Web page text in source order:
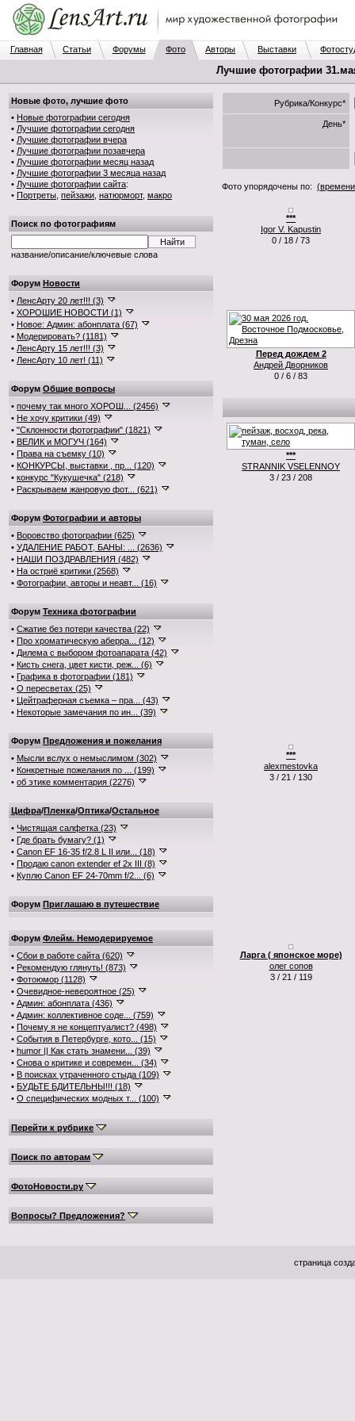
Главная Статьи Форумы Фото Авторы Выставки
Лучшие фотографии
Новые фото, лучшие фото
• Новые фотографии сегодня
• Лучшие фотографии сегодня
• Лучшие фотографии вчера
• Лучшие фотографии позавчера
• Лучшие фотографии месяц назад
• Лучшие фотографии 3 месяца назад
• Лучшие фотографии сайта:
• Портреты пейзажи натюрморт, макро
Поиск по фотографиям
название/описание/ключевые слова
Форум Новости
• ЛенсАрту 20 лет!!! (3)
• ХОРОШИЕ НОВОСТИ (1)
• Новое: Админ: абонплата (67)
• Модерировать? (1181)
• ЛенсАрту 15 лет!!! (3)
• ЛенсАрту 10 лет! (11)
Форум Общие вопросы
• почему так много ХОРОШ... (2456)
• Не хочу критики (49)
• "Склонности фотографии" (1821)
• ВЕЛИК и МОГУЧ (164)
• Права на съемку (10)
• КОНКУРСЫ, выставки , пр... (120)
• конкурс "Кукушечка" (218)
• Раскрываем жанровую фот... (621)
Форум Фотографии и авторы
• Воровство фотографии (625)
• УДАЛЕНИЕ РАБОТ, БАНЫ: ... (2636)
• НАШИ ПОЗДРАВЛЕНИЯ (482)
• На остриё критики (2568)
• Фотографии, авторы и неавт... (16)
Форум Техника фотографии
• Сжатие без потери качества (22)
• Про хроматическую аберра... (12)
• Дилема с выбором фотоапарата (42)
• Кисть снега, цвет кисти, реж... (6)
• Графика в фотографии (181)
• О пересветах (25)
• Цейтраферная съемка – пра... (43)
• Некоторые замечания по ин... (39)
Форум Предложения и пожелания
• Мысли вслух о немыслимом (302)
• Конкретные пожелания по ... (199)
• об этике комментария (2276)
Цифра/Пленка/Оптика/Остальное
• Чистящая салфетка (23)
• Где брать бумагу? (1)
• Canon EF 16-35 f/2.8 L II или... (18)
• Продаю canon extender ef 2x III (8)
• Куплю Canon EF 24-70mm f/2... (6)
Форум Приглашаю в путешествие
Форум Флейм. Немодерируемое
• Сбои в работе сайта (620)
• Рекомендую глянуть! (873)
• Фотоюмор (1128)
• Очевидное-невероятное (25)
• Админ: абонплата (436)
• Админ: коллективное соде... (759)
• Почему я не концептуалист? (498)
• События в Петербурге, кото... (15)
• humor || Как стать знамени... (39)
• Снова о критике и современ... (34)
• В поисках утраченного стыда (109)
• БУДЬТЕ БДИТЕЛЬНЫ!!! (18)
• О специфических модных т... (100)
Перейти к рубрике
Поиск по авторам
ФотоНовости.ру
Вопросы? Предложения?
Рубрика/Конкурс*
День*
Фото упорядочены по: (времени
***
Igor V. Kapustin
0 / 18 / 73
Перед дождем 2
Андрей Дворников
0 / 6 / 83
***
STRANNIK VSELENNOY
3 / 23 / 208
***
alexmestovka
3 / 21 / 130
Ларга ( японское море)
олег сопов
3 / 21 / 119
страница